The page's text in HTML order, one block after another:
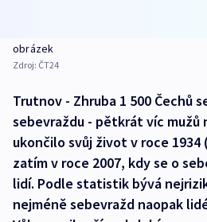
obrázek
Zdroj: ČT24
Trutnov - Zhruba 1 500 Čechů
sebevraždu - pětkrát víc mužů
ukončilo svůj život v roce 1934
zatím v roce 2007, kdy se o
lidí. Podle statistik bývá
nejméně sebevražd naopak